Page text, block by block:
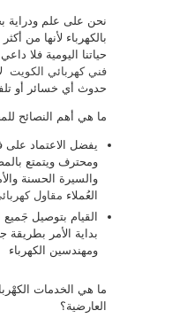
نحن على علم ودراية
بالكهرباء لأنها من
حياتنا اليومية فلا
فني كهربائي الكويت
حدوث أي خسائر أو
ما هي أهم النصائح
يفضل الاعتماد على
ومحترف ويتمتع
والسيرة الحسنة
العُملاء مقاول
القيام بتوصيل
بداية الأمر بطريقة
ومهندسين الكهرباء
ما هي الخدمات
العارضية؟